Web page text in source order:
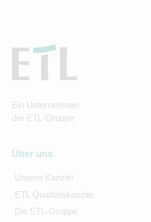
Ein Unternehmen
der ETL-Gruppe
Über uns
Unsere Kanzlei
ETL Qualitätskanzlei
Die ETL-Gruppe